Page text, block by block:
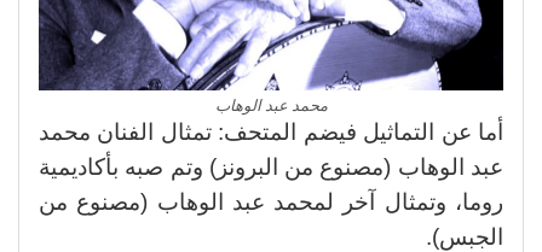
محمد عبد الوهاب
أما عن التماثيل فيضم المتحف: تمثال الفنان محمد
عبد الوهاب (مصنوع من البرونز) وتم صبه بأكاديمية
روما، وتمثال آخر لمحمد عبد الوهاب (مصنوع من
الجبس).